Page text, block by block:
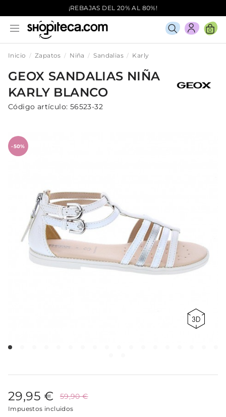
¡REBAJAS DEL 20% AL 80%!
0
Inicio Zapatos Niña Sandalias Karly
GEOX SANDALIAS NIÑA
KARLY BLANCO
Código artículo: 56523-32
-50%
29,95 € 59,90 €
Impuestos incluidos